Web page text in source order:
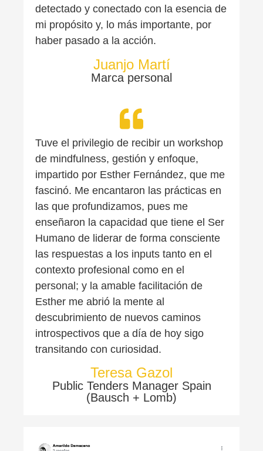
detectado y conectado con la esencia de
mi propósito y, lo más importante, por
haber pasado a la acción.
Juanjo Martí
Marca personal
Tuve el privilegio de recibir un workshop
de mindfulness, gestión y enfoque,
impartido por Esther Fernández, que me
fascinó. Me encantaron las prácticas en
las que profundizamos, pues me
enseñaron la capacidad que tiene el Ser
Humano de liderar de forma consciente
las respuestas a los inputs tanto en el
contexto profesional como en el
personal; y la amable facilitación de
Esther me abrió la mente al
descubrimiento de nuevos caminos
introspectivos que a día de hoy sigo
transitando con curiosidad.
Teresa Gazol
Public Tenders Manager Spain
(Bausch + Lomb)